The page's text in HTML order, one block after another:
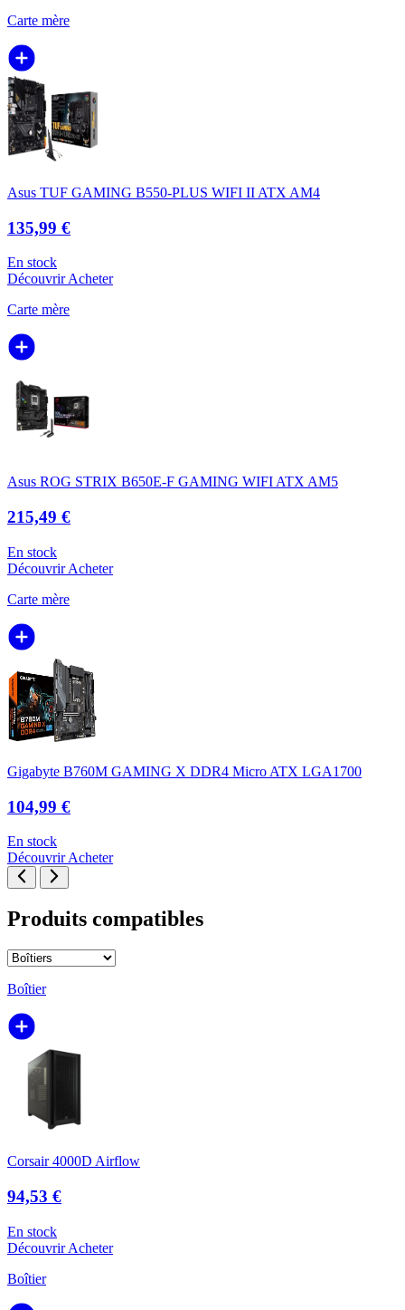
Carte mère
Asus TUF GAMING B550-PLUS WIFI II ATX AM4
135,99 €
En stock
DécouvrirAcheter
Carte mère
Asus ROG STRIX B650E-F GAMING WIFI ATX AM5
215,49 €
En stock
DécouvrirAcheter
Carte mère
Gigabyte B760M GAMING X DDR4 Micro ATX LGA1700
104,99 €
En stock
DécouvrirAcheter
Produits compatibles
Boîtier
Corsair 4000D Airflow
94,53 €
En stock
DécouvrirAcheter
Boîtier